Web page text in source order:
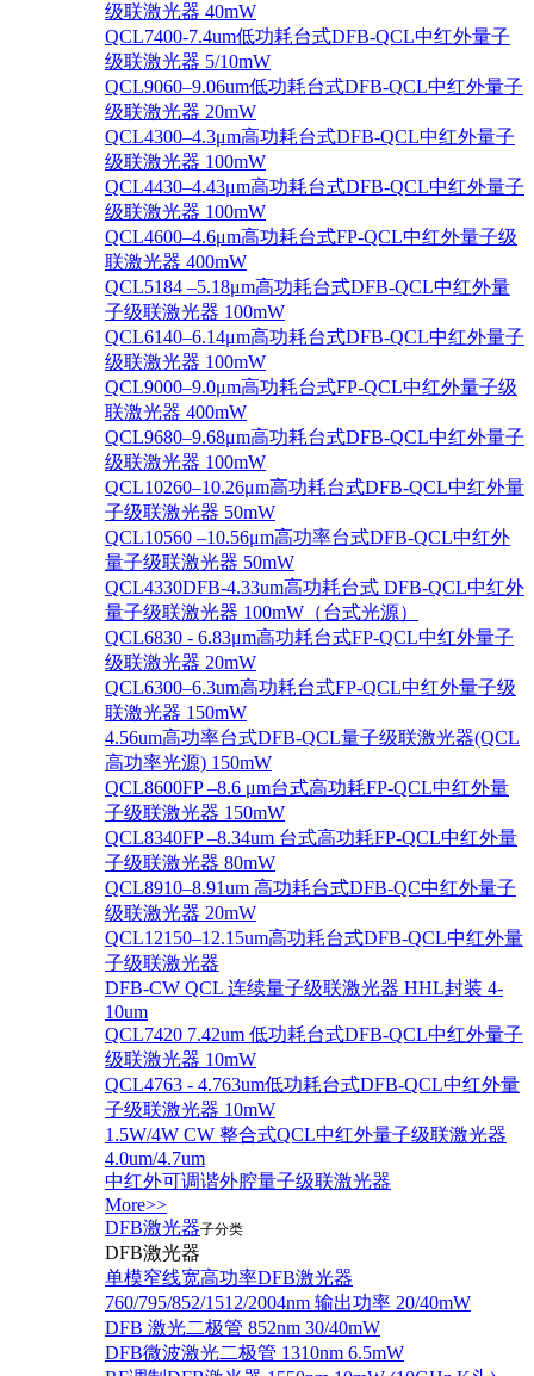
级联激光器 40mW
QCL7400-7.4um低功耗台式DFB-QCL中红外量子
级联激光器 5/10mW
QCL9060–9.06um低功耗台式DFB-QCL中红外量子
级联激光器 20mW
QCL4300–4.3μm高功耗台式DFB-QCL中红外量子
级联激光器 100mW
QCL4430–4.43μm高功耗台式DFB-QCL中红外量子
级联激光器 100mW
QCL4600–4.6μm高功耗台式FP-QCL中红外量子级
联激光器 400mW
QCL5184 –5.18μm高功耗台式DFB-QCL中红外量
子级联激光器 100mW
QCL6140–6.14μm高功耗台式DFB-QCL中红外量子
级联激光器 100mW
QCL9000–9.0μm高功耗台式FP-QCL中红外量子级
联激光器 400mW
QCL9680–9.68μm高功耗台式DFB-QCL中红外量子
级联激光器 100mW
QCL10260–10.26μm高功耗台式DFB-QCL中红外量
子级联激光器 50mW
QCL10560 –10.56μm高功率台式DFB-QCL中红外
量子级联激光器 50mW
QCL4330DFB-4.33um高功耗台式 DFB-QCL中红外
量子级联激光器 100mW（台式光源）
QCL6830 - 6.83μm高功耗台式FP-QCL中红外量子
级联激光器 20mW
QCL6300–6.3um高功耗台式FP-QCL中红外量子级
联激光器 150mW
4.56um高功率台式DFB-QCL量子级联激光器(QCL
高功率光源) 150mW
QCL8600FP –8.6 μm台式高功耗FP-QCL中红外量
子级联激光器 150mW
QCL8340FP –8.34um 台式高功耗FP-QCL中红外量
子级联激光器 80mW
QCL8910–8.91um 高功耗台式DFB-QC中红外量子
级联激光器 20mW
QCL12150–12.15um高功耗台式DFB-QCL中红外量
子级联激光器
DFB-CW QCL 连续量子级联激光器 HHL封装 4-
10um
QCL7420 7.42um 低功耗台式DFB-QCL中红外量子
级联激光器 10mW
QCL4763 - 4.763um低功耗台式DFB-QCL中红外量
子级联激光器 10mW
1.5W/4W CW 整合式QCL中红外量子级联激光器
4.0um/4.7um
中红外可调谐外腔量子级联激光器
More>>
DFB激光器子分类
DFB激光器
单模窄线宽高功率DFB激光器
760/795/852/1512/2004nm 输出功率 20/40mW
DFB 激光二极管 852nm 30/40mW
DFB微波激光二极管 1310nm 6.5mW